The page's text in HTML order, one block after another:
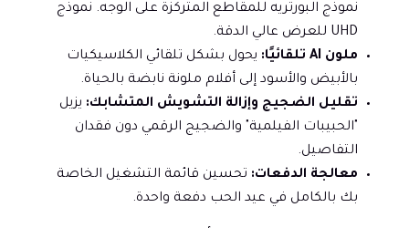
نموذج البورتريه للمقاطع المتركزة على الوجه. نموذج
UHD للعرض عالي الدقة.
ملون AI تلقائيًا:
يحول بشكل تلقائي الكلاسيكيات
بالأبيض والأسود إلى أفلام ملونة نابضة بالحياة.
تقليل الضجيج وإزالة التشويش المتشابك: يزيل
"الحبيبات الفيلمية" والضجيج الرقمي دون فقدان
التفاصيل.
معالجة الدفعات: تحسين قائمة التشغيل الخاصة
بك بالكامل في عيد الحب دفعة واحدة.